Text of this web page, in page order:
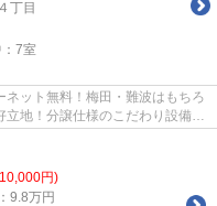
４丁目
7室
ット無料！梅田・難波はもちろ
地！分譲仕様のこだわり設備で
円)
9.8万円